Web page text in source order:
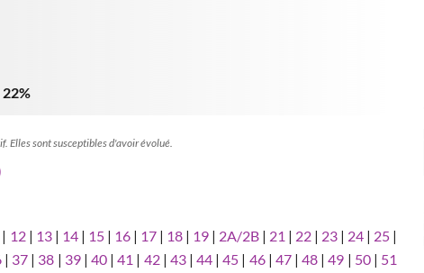
22%
Elles sont susceptibles d'avoir évolué.
| 12| 13| 14| 15| 16| 17| 18| 19| 2A/2B| 21 | 22| 23 | 24 | 25 |
| 37 | 38 | 39| 40|41 | 42| 43|44 |45 | 46| 47|48 |49 | 50| 51